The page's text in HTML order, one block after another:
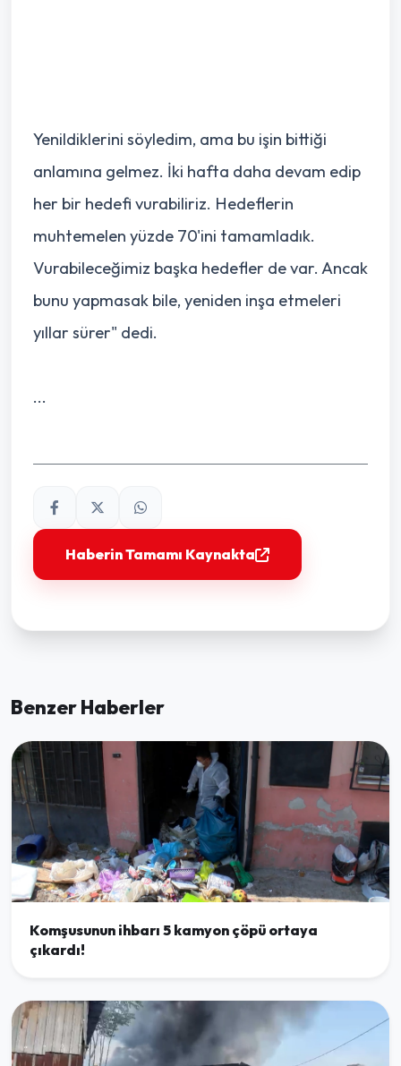
Yenildiklerini söyledim, ama bu işin bittiği
anlamına gelmez. İki hafta daha devam edip
her bir hedefi vurabiliriz. Hedeflerin
muhtemelen yüzde 70'ini tamamladık.
Vurabileceğimiz başka hedefler de var. Ancak
bunu yapmasak bile, yeniden inşa etmeleri
yıllar sürer" dedi.
...
Haberin Tamamı Kaynakta
Benzer Haberler
Komşusunun ihbarı 5 kamyon çöpü ortaya
çıkardı!